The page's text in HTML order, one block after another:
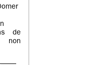
de
non